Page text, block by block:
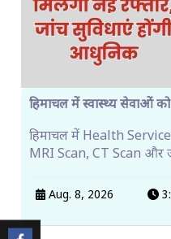
हिमाचल में स्वास्थ्य सेवाओं को
हिमाचल में Health
MRI Scan, CT Scan और
Aug. 8, 2026